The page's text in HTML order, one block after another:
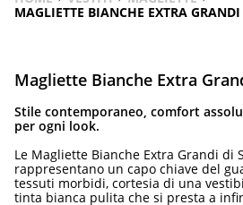
MAGLIETTE BIANCHE EXTRA GRANDI
Magliette Bianche Extra
Stile contemporaneo, comfort
per ogni look.
Le Magliette Bianche Extra Grandi di
rappresentano un capo chiave del
tessuti morbidi, cortesia di una
tinta bianca pulita che si presta a